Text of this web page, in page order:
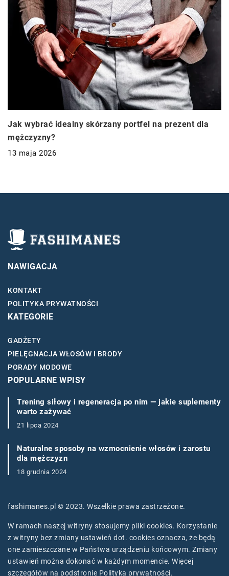
Jak wybrać idealny skórzany portfel na prezent dla
mężczyzny?
13 maja 2026
NAWIGACJA
KONTAKT
POLITYKA PRYWATNOŚCI
KATEGORIE
GADŻETY
PIELĘGNACJA WŁOSÓW I BRODY
PORADY MODOWE
POPULARNE WPISY
Trening siłowy i regeneracja po nim — jakie suplementy
warto zażywać
21 lipca 2024
Naturalne sposoby na wzmocnienie włosów i zarostu
dla mężczyzn
18 grudnia 2024
fashimanes.pl © 2023. Wszelkie prawa zastrzeżone.
W ramach naszej witryny stosujemy pliki cookies. Korzystanie
z witryny bez zmiany ustawień dot. cookies oznacza, że będą
one zamieszczane w Państwa urządzeniu końcowym. Zmiany
ustawień można dokonać w każdym momencie. Więcej
szczegółów na podstronie Polityka prywatności.